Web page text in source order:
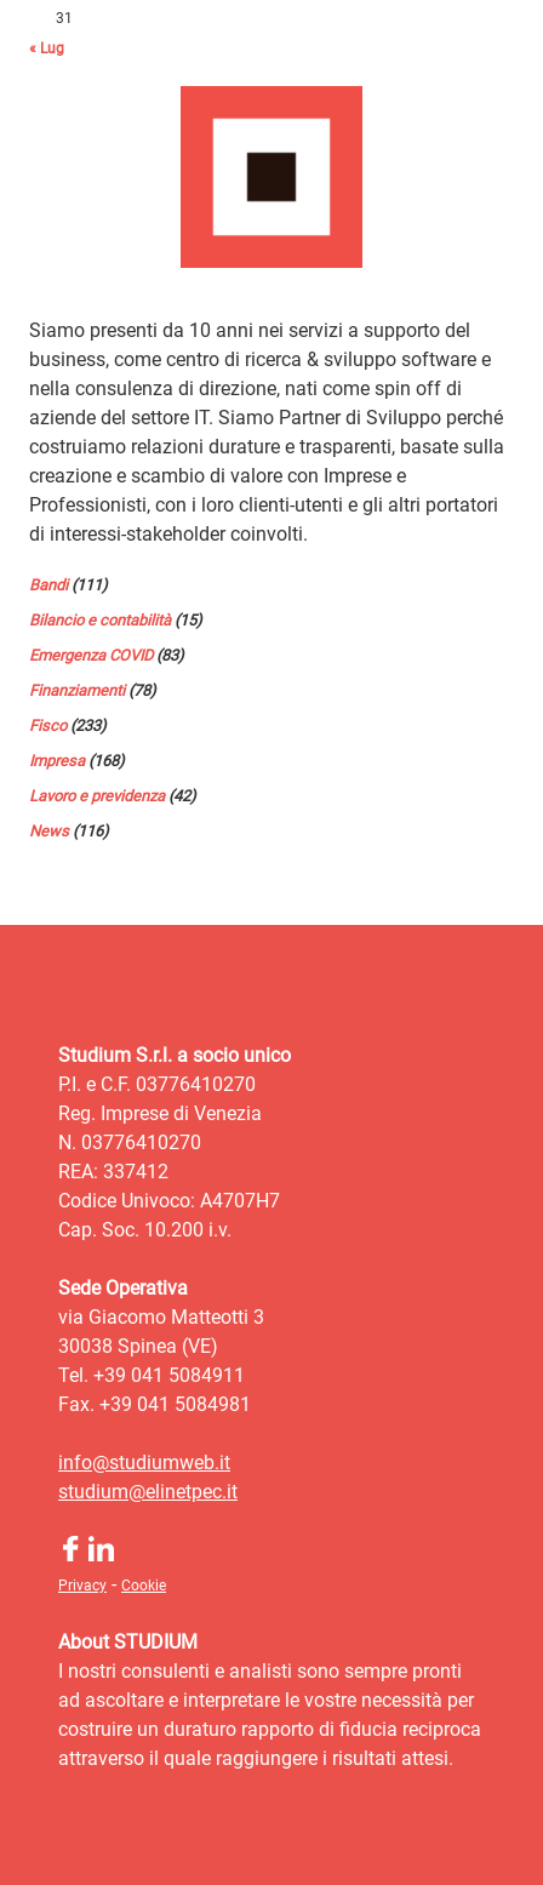
31
« Lug
Siamo presenti da 10 anni nei servizi a supporto del
business, come centro di ricerca & sviluppo software e
nella consulenza di direzione, nati come spin off di
aziende del settore IT. Siamo Partner di Sviluppo perché
costruiamo relazioni durature e trasparenti, basate sulla
creazione e scambio di valore con Imprese e
Professionisti, con i loro clienti-utenti e gli altri portatori
di interessi-stakeholder coinvolti.
Bandi(111)
Bilancio e contabilità(15)
Emergenza COVID(83)
Finanziamenti(78)
Fisco(233)
Impresa(168)
Lavoro e previdenza(42)
News(116)
Studium S.r.l. a socio unico
P.I. e C.F. 03776410270
Reg. Imprese di Venezia
N. 03776410270
REA: 337412
Codice Univoco: A4707H7
Cap. Soc. 10.200 i.v.
Sede Operativa
via Giacomo Matteotti 3
30038 Spinea (VE)
Tel. +39 041 5084911
Fax. +39 041 5084981
info@studiumweb.it
studium@elinetpec.it
Privacy - Cookie
About STUDIUM
I nostri consulenti e analisti sono sempre pronti
ad ascoltare e interpretare le vostre necessità per
costruire un duraturo rapporto di fiducia reciproca
attraverso il quale raggiungere i risultati attesi.